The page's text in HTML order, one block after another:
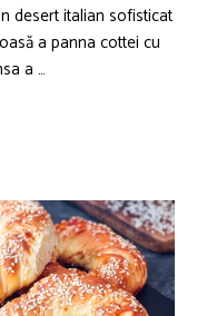
desert italian sofisticat
a panna cottei cu
a …